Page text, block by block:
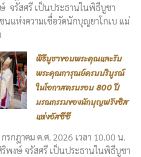
จรัสศรี เป็นประธานในพิธีบูชา
แห่งความเชื่อวัดนักบุญยาโกเบ แม่
พิธีบูชาขอบพระคุณและรับ
พระคุณการุณย์ครบบริบูรณ์
ในโอกาสครบรอบ 800 ปี
มรณกรรมของนักบุญฟรังซิส
แห่งอัสซีซี
ฎาคม ค.ศ. 2026 เวลา 10.00 น.
ริพงษ์ จรัสศรี เป็นประธานในพิธีบูชา